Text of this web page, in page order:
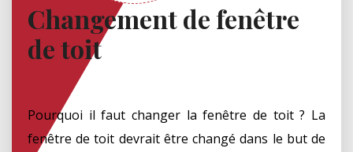
Changement de fenêtre
de toit
Pourquoi il faut changer la fenêtre de toit ? La
fenêtre de toit devrait être changé dans le but de